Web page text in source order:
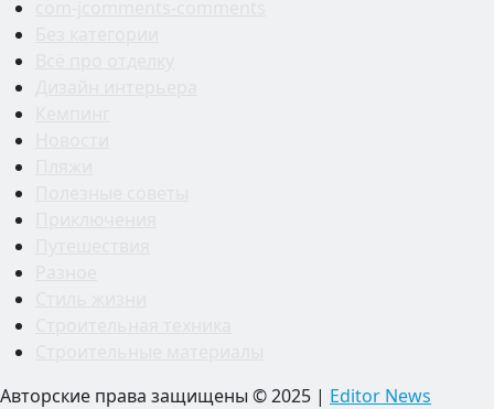
Авторские права защищены © 2025 | Editor News